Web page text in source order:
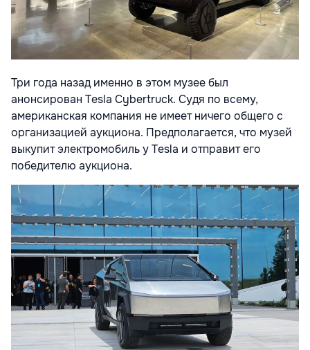
Три года назад именно в этом музее был
анонсирован Tesla Cybertruck. Судя по всему,
американская компания не имеет ничего общего с
организацией аукциона. Предполагается, что музей
выкупит электромобиль у Tesla и отправит его
победителю аукциона.